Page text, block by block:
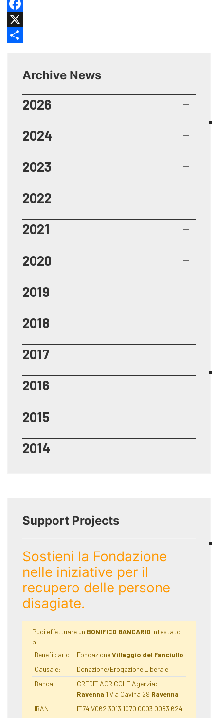
Facebook
X
Archive News
2026
2024
2023
2022
2021
2020
2019
2018
2017
2016
2015
2014
Support Projects
Sostieni la Fondazione
nelle iniziative per il
recupero delle persone
disagiate.
Puoi effettuare un BONIFICO BANCARIO intestato
a:
Beneficiario:
FondazioneVillaggio del Fanciullo
Causale:
Donazione/Erogazione Liberale
Banca:
CREDIT AGRICOLE Agenzia:
Ravenna 1 Via Cavina 29 Ravenna
IBAN:
IT74 V062 3013 1070 0003 0083 624